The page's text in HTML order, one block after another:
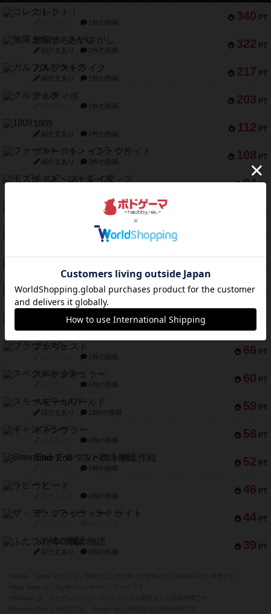
340 PT
コレクト！
1件の投稿
322 PT
無限まちがいさがし
紹介文あり 2件の投稿
217 PT
ガルフストライク
紹介文あり 1件の投稿
203 PT
クルティボ
1件の投稿
112 PT
1809
紹介文あり 1件の投稿
108 PT
ファースト・イン・フライト
紹介文あり 3件の投稿
94 PT
モズビ－ズ・レイダ－ズ
PT
テンプテーション
2件の投稿
PT
PT
紹介文あり 8件の投稿
73 PT
リスボン・トラム 28
紹介文あり 9件の投稿
PT
アマナイト
66 PT
ブラヴェスト
1件の投稿
60 PT
スペクタキュラー
1件の投稿
59 PT
スモールワールド
紹介文あり 13件の投稿
58 PT
ギャンブラー
2件の投稿
52 PT
Bitter End ブタペスト救出作戦
1件の投稿
46 PT
ラピード
1件の投稿
44 PT
ザ・フラッフィー・ライト
39 PT
ふたつの城の物語
紹介文あり 6件の投稿